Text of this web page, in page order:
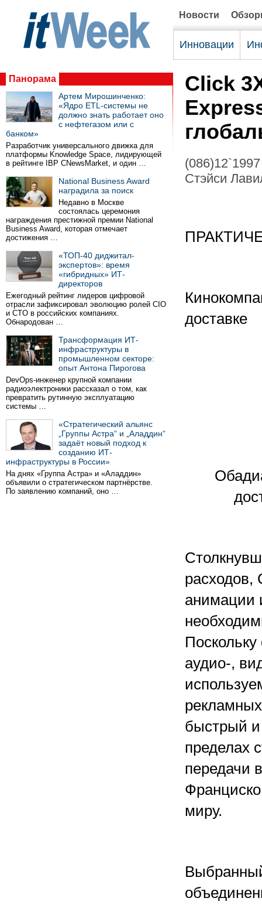
Новости
Инновации
Панорама
Артем Мирошинченко:
«Ядро ETL-системы не
должно знать работает оно
с нефтегазом или с
банком»
Разработчик универсального движка для
платформы Knowledge Space, лидирующей
в рейтинге IBP CNewsMarket, и один …
National Business Award
наградила за поиск
Недавно в Москве
состоялась церемония
награждения престижной премии National
Business Award, которая отмечает
достижения …
«ТОП-40 диджитал-
экспертов»: время
«гибридных» ИТ-
директоров
Ежегодный рейтинг лидеров цифровой
отрасли зафиксировал эволюцию ролей CIO
и CTO в российских компаниях.
Обнародован …
Трансформация ИТ-
инфраструктуры в
промышленном секторе:
опыт Антона Пирогова
DevOps-инженер крупной компании
радиоэлектроники рассказал о том, как
превратить рутинную эксплуатацию
системы …
«Стратегический альянс
„Группы Астра“ и „Аладдин“
задаёт новый подход к
созданию ИТ-
инфраструктуры в России»
На днях «Группа Астра» и «Аладдин»
объявили о стратегическом партнёрстве.
По заявлению компаний, оно …
Click
(086)12`1997
Стэйси
доставке
анимации
аудио-,
быстрый
пределах
передачи
миру.